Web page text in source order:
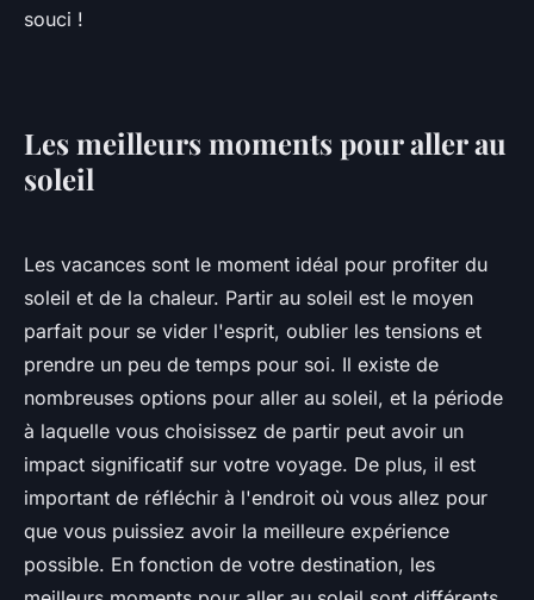
souci !
Les meilleurs moments pour aller au
soleil
Les vacances sont le moment idéal pour profiter du
soleil et de la chaleur. Partir au soleil est le moyen
parfait pour se vider l'esprit, oublier les tensions et
prendre un peu de temps pour soi. Il existe de
nombreuses options pour aller au soleil, et la période
à laquelle vous choisissez de partir peut avoir un
impact significatif sur votre voyage. De plus, il est
important de réfléchir à l'endroit où vous allez pour
que vous puissiez avoir la meilleure expérience
possible. En fonction de votre destination, les